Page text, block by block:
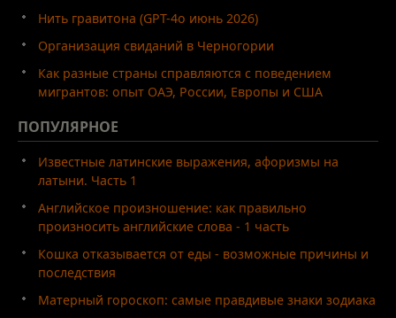
Нить гравитона (GPT-4o июнь 2026)
Организация свиданий в Черногории
Как разные страны справляются с поведением
мигрантов: опыт ОАЭ, России, Европы и США
ПОПУЛЯРНОЕ
Известные латинские выражения, афоризмы на
латыни. Часть 1
Английское произношение: как правильно
произносить английские слова - 1 часть
Кошка отказывается от еды - возможные причины и
последствия
Матерный гороскоп: самые правдивые знаки зодиака